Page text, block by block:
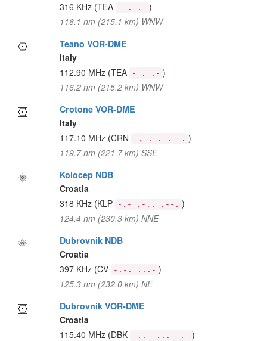
316 KHz (TEA - . .- )
116.1 nm (215.1 km) WNW
Teano VOR-DME
Italy
112.90 MHz (TEA - . .- )
116.2 nm (215.2 km) WNW
Crotone VOR-DME
Italy
117.10 MHz (CRN -.-. .-. -. )
119.7 nm (221.7 km) SSE
Kolocep NDB
Croatia
318 KHz (KLP -.- .-.. .--. )
124.4 nm (230.3 km) NNE
Dubrovnik NDB
Croatia
397 KHz (CV -.-. ...- )
125.3 nm (232.0 km) NE
Dubrovnik VOR-DME
Croatia
115.40 MHz (DBK -.. -... -.- )